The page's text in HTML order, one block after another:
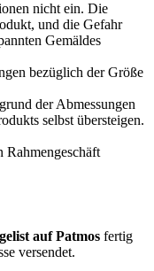
nicht ein. Die
und die Gefahr
Gemäldes
bezüglich der Größe
der Abmessungen
selbst übersteigen.
Rahmengeschäft
auf Patmos fertig
versendet.